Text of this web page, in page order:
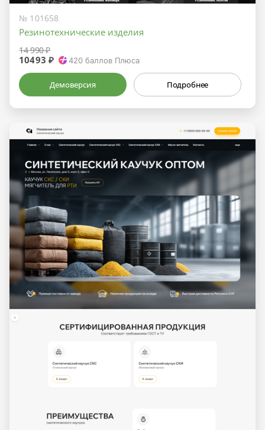
№ 101658
Резинотехнические изделия
14 990 ₽
10493 ₽ 420 баллов Плюса
Демоверсия Подробнее